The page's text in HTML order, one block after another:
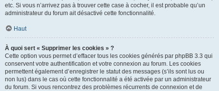
etc. Si vous n’arrivez pas à trouver cette case à cocher, il est probable qu’un
administrateur du forum ait désactivé cette fonctionnalité.
Haut
À quoi sert « Supprimer les cookies » ?
Cette option vous permet d’effacer tous les cookies générés par phpBB 3.3 qui
conservent votre authentification et votre connexion au forum. Les cookies
permettent également d’enregistrer le statut des messages (s’ils sont lus ou
non lus) dans le cas où cette fonctionnalité a été activée par un administrateur
du forum. Si vous rencontrez des problèmes récurrents de connexion et de